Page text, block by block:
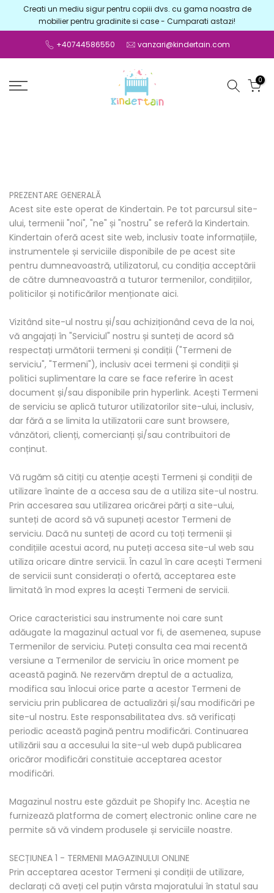
SariCreati un mediu sigur pentru copiii dvs. cu gama noastra de
mobilier pentru gradinite si case - Cumparati astazi!
+40744586550 vanzari@kindertain.com
0
PREZENTARE GENERALĂ
Acest site este operat de Kindertain. Pe tot parcursul site-
ului, termenii "noi", "ne" și "nostru" se referă la Kindertain.
Kindertain oferă acest site web, inclusiv toate informațiile,
instrumentele și serviciile disponibile de pe acest site
pentru dumneavoastră, utilizatorul, cu condiția acceptării
de către dumneavoastră a tuturor termenilor, condițiilor,
politicilor și notificărilor menționate aici.
Vizitând site-ul nostru și/sau achiziționând ceva de la noi,
vă angajați în "Serviciul" nostru și sunteți de acord să
respectați următorii termeni și condiții ("Termeni de
serviciu", "Termeni"), inclusiv acei termeni și condiții și
politici suplimentare la care se face referire în acest
document și/sau disponibile prin hyperlink. Acești Termeni
de serviciu se aplică tuturor utilizatorilor site-ului, inclusiv,
dar fără a se limita la utilizatorii care sunt browsere,
vânzători, clienți, comercianți și/sau contribuitori de
conținut.
Vă rugăm să citiți cu atenție acești Termeni și condiții de
utilizare înainte de a accesa sau de a utiliza site-ul nostru.
Prin accesarea sau utilizarea oricărei părți a site-ului,
sunteți de acord să vă supuneți acestor Termeni de
serviciu. Dacă nu sunteți de acord cu toți termenii și
condițiile acestui acord, nu puteți accesa site-ul web sau
utiliza oricare dintre servicii. În cazul în care acești Termeni
de servicii sunt considerați o ofertă, acceptarea este
limitată în mod expres la acești Termeni de servicii.
Orice caracteristici sau instrumente noi care sunt
adăugate la magazinul actual vor fi, de asemenea, supuse
Termenilor de serviciu. Puteți consulta cea mai recentă
versiune a Termenilor de serviciu în orice moment pe
această pagină. Ne rezervăm dreptul de a actualiza,
modifica sau înlocui orice parte a acestor Termeni de
serviciu prin publicarea de actualizări și/sau modificări pe
site-ul nostru. Este responsabilitatea dvs. să verificați
periodic această pagină pentru modificări. Continuarea
utilizării sau a accesului la site-ul web după publicarea
oricăror modificări constituie acceptarea acestor
modificări.
Magazinul nostru este găzduit pe Shopify Inc. Aceștia ne
furnizează platforma de comerț electronic online care ne
permite să vă vindem produsele și serviciile noastre.
SECȚIUNEA 1 - TERMENII MAGAZINULUI ONLINE
Prin acceptarea acestor Termeni și condiții de utilizare,
declarați că aveți cel puțin vârsta majoratului în statul sau